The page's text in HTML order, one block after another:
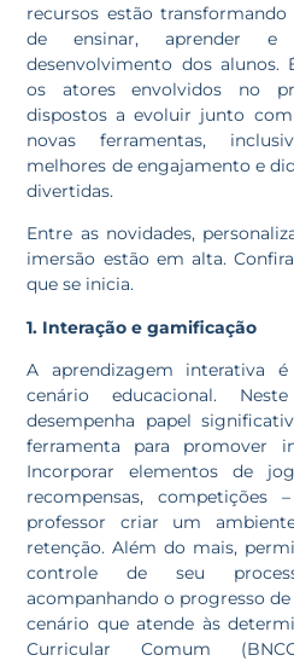
recursos estão
de ensinar, aprender e
desenvolvimento dos alunos.
os atores envolvidos no
dispostos a evoluir junto
novas ferramentas,
melhores de engajamento e
divertidas.
Entre as novidades,
imersão estão em alta.
que se inicia.
1. Interação e gamificação
A aprendizagem interativa
cenário educacional.
desempenha papel
ferramenta para promover
Incorporar elementos de
recompensas,
professor criar um
retenção. Além do mais,
controle de seu
acompanhando o progresso
cenário que atende às
Curricular Comum